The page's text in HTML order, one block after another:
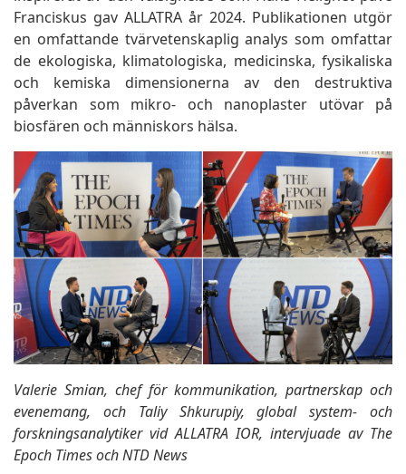
Franciskus gav ALLATRA år 2024. Publikationen utgör
en omfattande tvärvetenskaplig analys som omfattar
de ekologiska, klimatologiska, medicinska, fysikaliska
och kemiska dimensionerna av den destruktiva
påverkan som mikro- och nanoplaster utövar på
biosfären och människors hälsa.
Valerie Smian, chef för kommunikation, partnerskap och
evenemang, och Taliy Shkurupiy, global system- och
forskningsanalytiker vid ALLATRA IOR, intervjuade av The
Epoch Times och NTD News